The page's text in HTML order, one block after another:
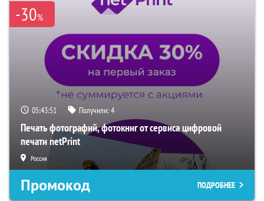
-30%
05:43:50 Получили:4
Печать фотографий, фотокниг от сервиса цифровой
печати netPrint
Россия
Промокод ПОДРОБНЕЕ